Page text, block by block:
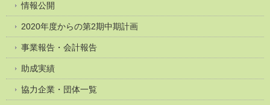
情報公開
2020年度からの第2期中期計画
事業報告・会計報告
助成実績
協力企業・団体一覧